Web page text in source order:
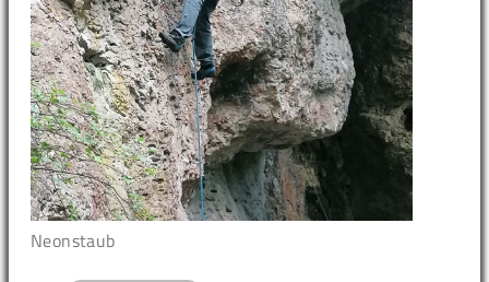
Neonstaub